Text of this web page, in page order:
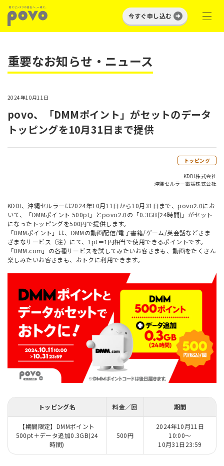
今すぐ申し込む
重要なお知らせ・ニュース
2024年10月11日
povo、「DMMポイント」がセットのデータ
トッピングを10月31日まで提供
トッピング
KDDI株式会社
沖縄セルラー電話株式会社
KDDI、沖縄セルラーは2024年10月11日から10月31日まで、povo2.0にお
いて、「DMMポイント 500pt」とpovo2.0の「0.3GB(24時間)」がセット
になったトッピングを500円で提供します。
「DMMポイント」は、DMMの動画配信/電子書籍/ゲーム/英会話などさま
ざまなサービス（注）にて、1pt＝1円相当で使用できるポイントです。
「DMM.com」の各種サービスを試してみたいお客さまも、動画をたくさん
楽しみたいお客さまも、おトクに利用できます。
トッピング名 料金／回 期間
【期間限定】DMMポイント
500pt＋データ追加0.3GB(24
時間)
500円
2024年10月11日
10:00～
10月31日23:59